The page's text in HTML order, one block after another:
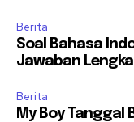
Berita
Soal Bahasa
Jawaban
Berita
My Boy Tanggal